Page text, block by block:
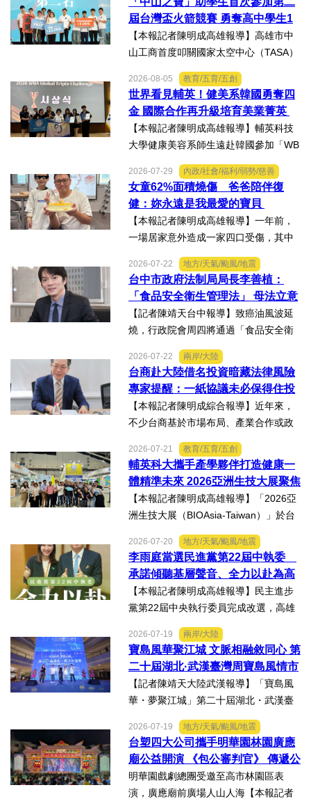
屆台灣盃火箭競賽 勇奪高中學生1
K組亞軍
【本報記者陳明成高雄報導】高雄市中
山工商首度叩關國家太空中心（TASA）
一路過關斬將，順利完成火箭發射，並
將全箭完整回收，勇奪高中學生1K組亞
軍，表現亮眼。陳國清...
2026-08-05 教育/五育/五創
世界看見輔英！健美系韓國勇奪四
金 國際合作再升級培育美業菁英
【本報記者陳明成高雄報導】輔英科技
大學健康美容系師生遠赴韓國參加「WB
賽」及「2026WBAGlobalTripleChallen
ge全球美學現場賽」，展現紮實專業實
力，師生聯手勇奪四金、...
2026-07-29 內政/社會/福利/弱勢/慈善
女童62%面積燒傷 爸爸陪伴復
健：妳永遠是我最愛的寶貝
【本報記者陳明成高雄報導】一年前，
一場居家意外造成一家四口受傷，其中
燒傷，在加護病房搶救超過兩個月，並
歷經在陽光基金會近一年的漫長復復健
及陪伴下，芸芸將於八月重返...
2026-07-22 地方/天氣/颱風/地震
台中市政府法制局局長李善植：
「食品安全衛生管理法」 母法立意
良善但子法標準過於寬鬆、處罰欠
缺嚇阻力、第一線缺乏足夠的人力
【記者陳靖天台中報導】致癌油風波延
燒，行政院會周四將通過「食品安全衛
說明十大修法重點，其中增訂地方主管
機關風險導向查核機制、強化業者異常
通報責任及加重通報不實處...
2026-07-22 兩岸/大陸
台商赴大陸借名投資暗藏法律風險
專家提醒：一紙協議未必保得住投
資權益
【本報記者陳明成綜合報導】近年來，
不少台商基於市場布局、產業合作或政
陸。然而，看似便利的投資模式，卻可
能隱藏股權歸屬、投資收益、經營控制
權及法律責任等風險，一旦...
2026-07-21 教育/五育/五創
輔英科大攜手產學夥伴打造健康一
體精準未來 2026亞洲生技大展聚焦
精準健康創新實力
【本報記者陳明成高雄報導】「2026亞
洲生技大展（BIOAsia-Taiwan）」於台
研發長葉耀宗率團隊以「健康一體．精
準未來」為主題參展，展現產學合作夥
伴展示精準健康、生物科...
2026-07-20 地方/天氣/颱風/地震
李雨庭當選民進黨第22屆中執委
承諾傾聽基層聲音、全力以赴為高
雄與台灣努力
【本報記者陳明成高雄報導】民主進步
黨第22屆中央執行委員完成改選，高雄
表示，能夠獲得黨內同志的肯定與支
持，深感榮幸，也肩負更重大的責任，
未來將秉持初心，做好黨與地...
2026-07-19 兩岸/大陸
寶島風華聚江城 文脈相融敘同心 第
二十屆湖北·武漢臺灣周寶島風情市
集暨文化交流之夜在漢溫情上演
【記者陳靖天大陸武漢報導】「寶島風
華・夢聚江城」第二十屆湖北・武漢臺
16日晚上在武漢武商夢時代一樓中庭溫
情上演，歌聲文脈聯結兩地，這場融美
食、文創、歌舞、匠人分享...
2026-07-19 地方/天氣/颱風/地震
台塑四大公司攜手明華園林園廣應
廟公益開演 《包公審判官》 傳遞公
義與自省精神
明華園戲劇總團受邀至高市林園區表
演，廣應廟前廣場人山人海【本報記者